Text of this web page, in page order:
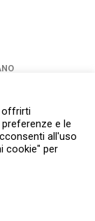
trasforma
in arte
i disegni
offrirti
e le
all'uso
cookie" per